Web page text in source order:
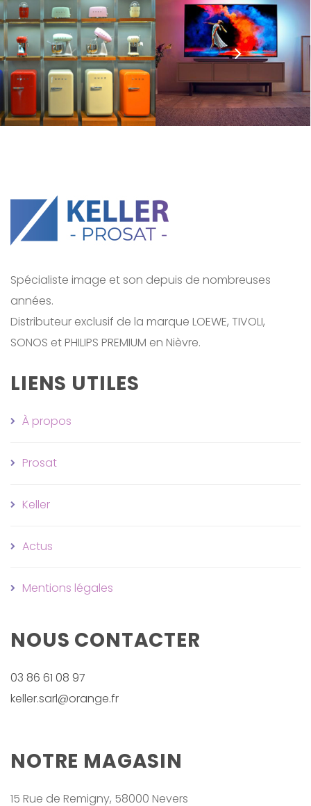
Spécialiste image et son depuis de nombreuses
années.
Distributeur exclusif de la marque LOEWE, TIVOLI,
SONOS et PHILIPS PREMIUM en Nièvre.
LIENS UTILES
À propos
Prosat
Keller
Actus
Mentions légales
NOUS CONTACTER
03 86 61 08 97
keller.sarl@orange.fr
NOTRE MAGASIN
15 Rue de Remigny, 58000 Nevers